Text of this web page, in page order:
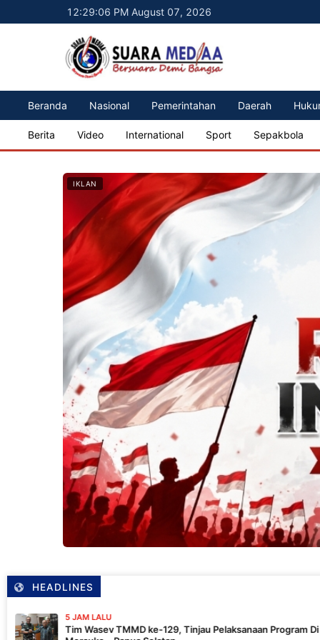
12:29:08 PM August 07, 2026
Beranda Nasional Pemerintahan Daerah
Berita Video International Sport Sepakbola
IKLAN
HEADLINES
TMMD ke-129, Tinjau Pelaksanaan Program Di